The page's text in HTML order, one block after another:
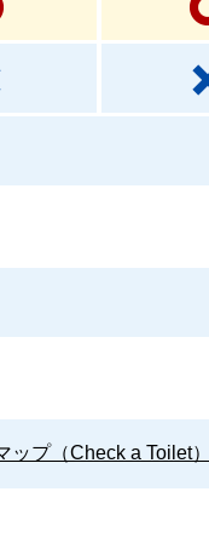
プ（Check a Toilet）